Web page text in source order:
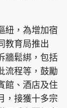
紐，為增加宿
教育局推出
牆鬆綁，包括
流程等，鼓勵
館、酒店及住
，接獲十多宗